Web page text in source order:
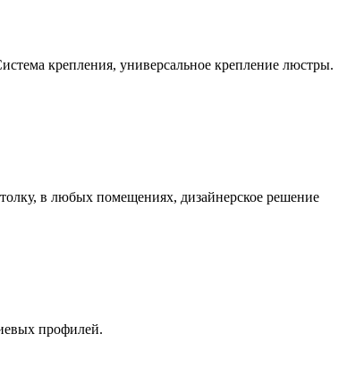
крепления, универсальное крепление люстры.
в любых помещениях, дизайнерское решение
профилей.